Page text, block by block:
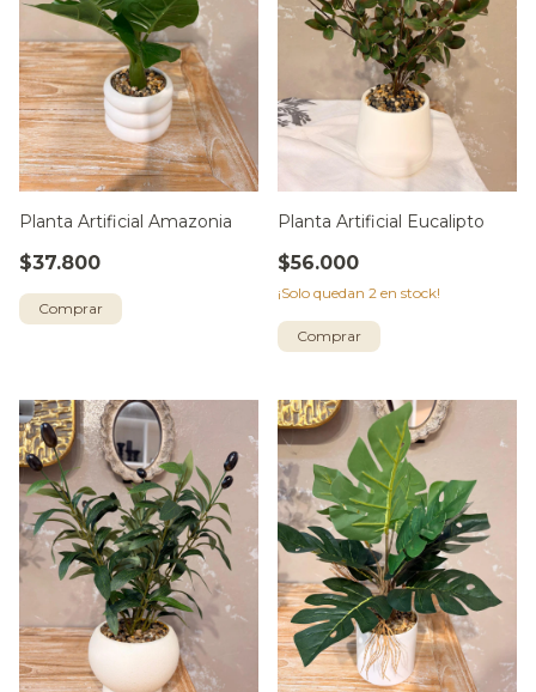
Planta Artificial Amazonia
$37.800
Planta Artificial Eucalipto
$56.000
¡Solo quedan 2 en stock!